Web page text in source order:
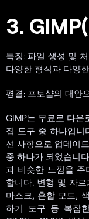
3.
특징: 파일 생성 및
다양한 형식과 다양
평결: 포토샵의 대안
GIMP는 무료로 다운
집 도구 중 하나입니
선 사항으로 업데이
중 하나가 되었습니
과 비슷한 느낌을 주
합니다. 변형 및 자
마스크, 혼합 모드,
하기 도구 등 복잡